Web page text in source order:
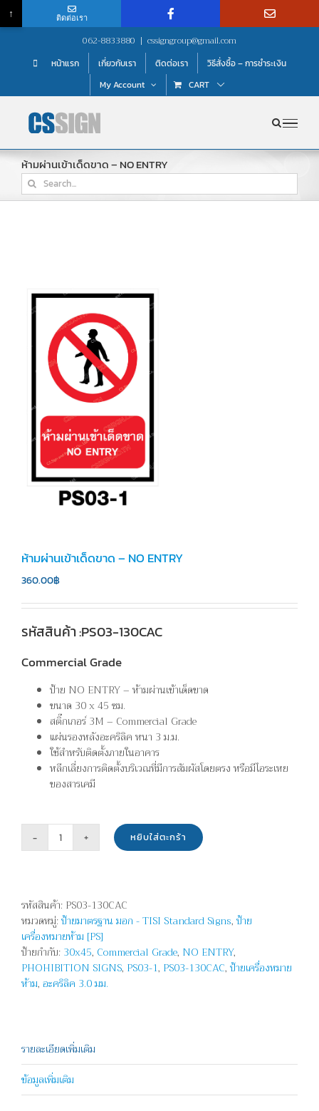
content
062-8833880 | cssigngroup@gmail.com
หน้าแรก เกี่ยวกับเรา ติดต่อเรา
วิธีสั่งซื้อ – การชำระเงิน
My Account
CART
ห้ามผ่านเข้าเด็ดขาด – NO ENTRY
Search
for:
ห้ามผ่านเข้าเด็ดขาด – NO ENTRY
360.00฿
รหัสสินค้า :PS03-130CAC
Commercial Grade
ป้าย NO ENTRY – ห้ามผ่านเข้าเด็ดขาด
ขนาด 30 x 45 ซม.
สติ๊กเกอร์ 3M – Commercial Grade
แผ่นรองหลังอะคริลิค หนา 3 ม.ม.
ใช้สำหรับติดตั้งภายในอาคาร
หลีกเลี่ยงการติดตั้งบริเวณที่มีการสัมผัสโดยตรง หรือมีไอระเหย
ของสารเคมี
จำนวน
เด็ด
ขาด
-
NO
ENTRY
ชิ้น
หยิบใส่ตะกร้า
รหัสสินค้า: PS03-130CAC
หมวดหมู่:ป้ายมาตรฐาน มอก - TISI Standard Signs, ป้าย
เครื่องหมายห้าม [PS]
ป้ายกำกับ: 30x45, Commercial Grade, NO ENTRY,
PHOHIBITION SIGNS, PS03-1, PS03-130CAC, ป้ายเครื่องหมาย
ห้าม, อะคริลิค 3.0 มม.
รายละเอียดเพิ่มเติม
ข้อมูลเพิ่มเติม
↑ ติดต่อเรา